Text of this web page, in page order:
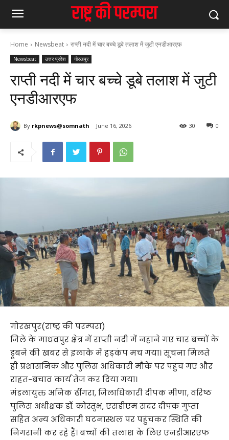
Home Newsbeat राप्ती नदी में चार बच्चे डूबे तलाश में जुटी एनडीआरएफ
Newsbeat उत्तर प्रदेश गोरखपुर
राप्ती नदी में चार बच्चे डूबे तलाश में जुटी
एनडीआरएफ
By rkpnews@somnath June 16, 2026 0
30
गोरखपुर(राष्ट्र की परम्परा)
जिले के माधवपुर क्षेत्र में राप्ती नदी में नहाने गए चार बच्चों के
डूबने की खबर से इलाके में हड़कंप मच गया। सूचना मिलते
ही प्रशासनिक और पुलिस अधिकारी मौके पर पहुंच गए और
राहत-बचाव कार्य तेज कर दिया गया।
मंडलायुक्त अनिक ढींगरा, जिलाधिकारी दीपक मीणा, वरिष्ठ
पुलिस अधीक्षक डॉ. कोस्तुभ, एसडीएम सदर दीपक गुप्ता
सहित अन्य अधिकारी घटनास्थल पर पहुंचकर स्थिति की
निगरानी कर रहे हैं। बच्चों की तलाश के लिए एनडीआरएफ